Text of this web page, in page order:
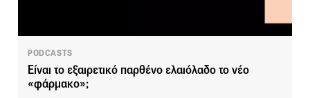
PODCASTS
Είναι το εξαιρετικό παρθένο ελαιόλαδο το νέο
«φάρμακο»;